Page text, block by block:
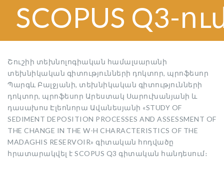
SCOPUS Q3-
Շուշիի տեխնոլոգիական համալսարանի
տեխնիկական գիտությունների դոկտոր, պրոֆեսոր
Պարգև Բալջյանի, տեխնիկական գիտությունների
դոկտոր, պրոֆեսոր Արեստակ Սարուխանյանի և
դասախոս Էլեոնորա Ավանեսյանի «STUDY OF
SEDIMENT DEPOSITION PROCESSES AND ASSESSMENT OF
THE CHANGE IN THE W-H CHARACTERISTICS OF THE
MADAGHIS RESERVOIR» գիտական հոդվածը
հրատարակվել է SCOPUS Q3 գիտական հանդեսում։